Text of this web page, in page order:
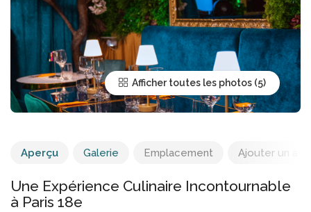
Afficher toutes les photos
Aperçu Galerie Emplacement Ajouter un avis
Une Expérience Culinaire Incontournable
à Paris 18e